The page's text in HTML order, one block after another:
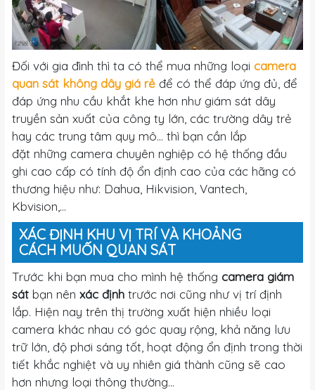
Đối với gia đình thì ta có thể mua những loại camera
quan sát không dây giá rẻ để có thể đáp ứng đủ, để
đáp ứng nhu cầu khắt khe hơn như giám sát dây
truyền sản xuất của công ty lớn, các trường dây trẻ
hay các trung tâm quy mô… thì bạn cần lắp
đặt những camera chuyên nghiệp có hệ thống đầu
ghi cao cấp có tính độ ổn định cao của các hãng có
thương hiệu như: Dahua, Hikvision, Vantech,
Kbvision,...
XÁC ĐỊNH KHU VỊ TRÍ VÀ KHOẢNG
CÁCH MUỐN QUAN SÁT
Trước khi bạn mua cho mình hệ thống camera giám
sát bạn nên xác định trước nơi cũng như vị trí định
lắp. Hiện nay trên thị trường xuất hiện nhiều loại
camera khác nhau có góc quay rộng, khả năng lưu
trữ lớn, độ phơi sáng tốt, hoạt động ổn định trong thời
tiết khắc nghiệt và uy nhiên giá thành cũng sẽ cao
hơn nhưng loại thông thường…